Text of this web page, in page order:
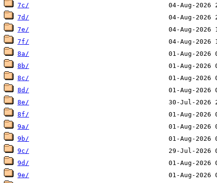
7c/
7d/
7e/
7f/
8a/
8b/
8c/
8d/
8e/
8f/
9a/
9b/
9c/
9d/
9e/